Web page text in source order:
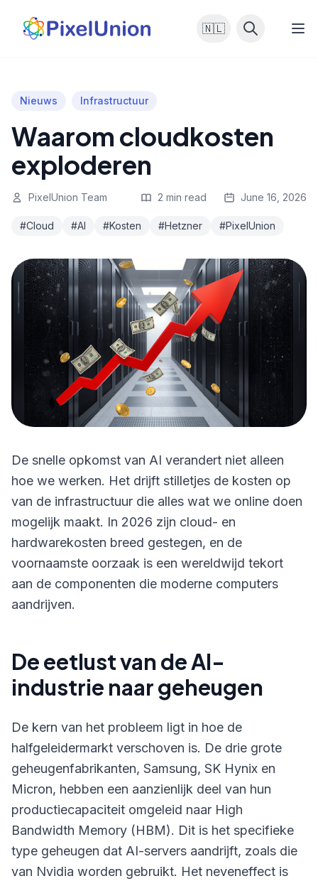
🇳🇱
Nieuws Infrastructuur
Waarom cloudkosten
exploderen
PixelUnion Team 2 min read June 16, 2026
#Cloud #AI #Kosten #Hetzner #PixelUnion
De snelle opkomst van AI verandert niet alleen
hoe we werken. Het drijft stilletjes de kosten op
van de infrastructuur die alles wat we online doen
mogelijk maakt. In 2026 zijn cloud- en
hardwarekosten breed gestegen, en de
voornaamste oorzaak is een wereldwijd tekort
aan de componenten die moderne computers
aandrijven.
De eetlust van de AI-
industrie naar geheugen
De kern van het probleem ligt in hoe de
halfgeleidermarkt verschoven is. De drie grote
geheugenfabrikanten, Samsung, SK Hynix en
Micron, hebben een aanzienlijk deel van hun
productiecapaciteit omgeleid naar High
Bandwidth Memory (HBM). Dit is het specifieke
type geheugen dat AI-servers aandrijft, zoals die
van Nvidia worden gebruikt. Het neveneffect is